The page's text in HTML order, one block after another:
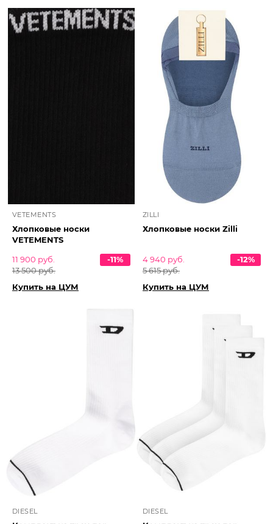
VETEMENTS
Хлопковые носки
VETEMENTS
11 900 руб.
13 500 руб.
-11%
Купить на ЦУМ
ZILLI
Хлопковые носки Zilli
4 940 руб.
5 615 руб.
-12%
Купить на ЦУМ
DIESEL DIESEL